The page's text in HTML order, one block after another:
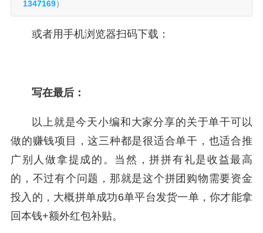
1347169）
或者用手机浏览器扫码下载：
写在最后：
以上就是今天小编和大家分享的关于单干可以
做的赚钱项目，这三种都是很适合单干，也适合推
广别人做拿提成的。当然，拼拼有礼是收益最高
的，不过有个问题，那就是这个拼团购物需要资金
投入的，大概拼单成功6单平台发货一单，你才能拿
回本钱+额外红包补贴。